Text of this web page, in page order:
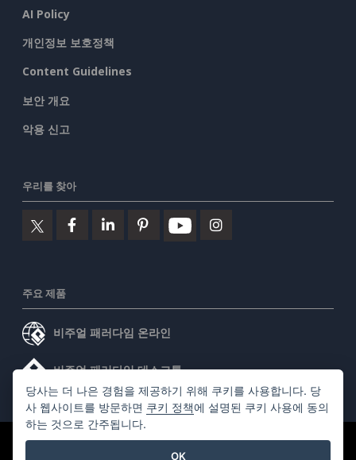
AI Policy
개인정보 보호정책
Content Guidelines
보안 개요
악용 신고
우리를 찾아
주요 제품
비주얼 패러다임 온라인
비주얼 패러다임 데스크톱
©2026 by Visual Paradigm. 모든 권리 보유.
당사는 더 나은 경험을 제공하기 위해 쿠키를 사용합니다. 당
사 웹사이트를 방문하면 쿠키 정책에 설명된 쿠키 사용에 동의
하는 것으로 간주됩니다.
OK